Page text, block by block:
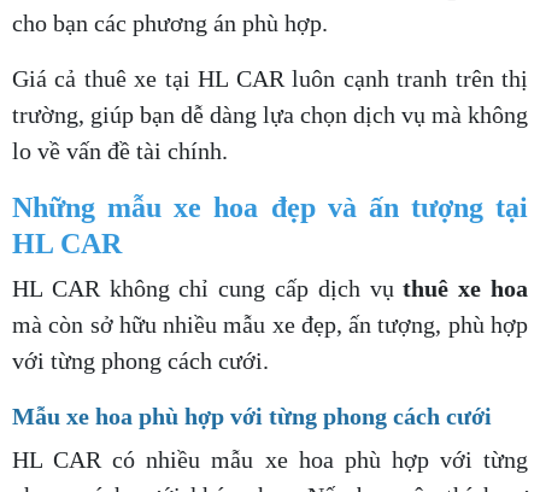
cho bạn các phương án phù hợp.
Giá cả thuê xe tại HL CAR luôn cạnh tranh trên thị
trường, giúp bạn dễ dàng lựa chọn dịch vụ mà không
lo về vấn đề tài chính.
Những mẫu xe hoa đẹp và ấn tượng tại
HL CAR
HL CAR không chỉ cung cấp dịch vụthuê xe hoa
mà còn sở hữu nhiều mẫu xe đẹp, ấn tượng, phù hợp
với từng phong cách cưới.
Mẫu xe hoa phù hợp với từng phong cách cưới
HL CAR có nhiều mẫu xe hoa phù hợp với từng